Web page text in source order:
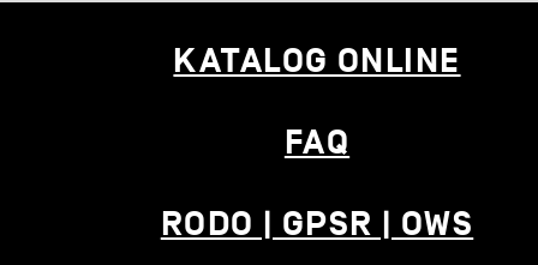
KATALOG ONLINE
FAQ
RODO | GPSR | OWS